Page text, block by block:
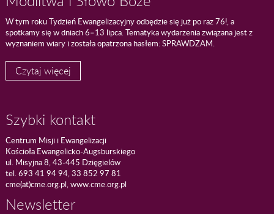
W tym roku Tydzień Ewangelizacyjny odbędzie się już po raz 76!, a
spotkamy się w dniach 6–13 lipca. Tematyka wydarzenia związana jest z
wyznaniem wiary i została opatrzona hasłem: SPRAWDZAM.
Czytaj więcej
Szybki kontakt
Centrum Misji i Ewangelizacji
Kościoła Ewangelicko-Augsburskiego
ul. Misyjna 8, 43-445 Dzięgielów
tel. 693 41 94 94, 33 852 97 81
cme(at)cme.org.pl, www.cme.org.pl
Newsletter